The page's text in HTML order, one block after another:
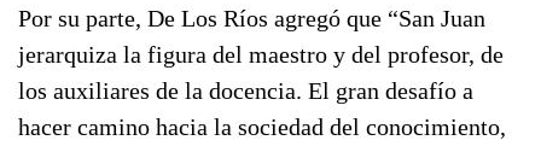
Por su parte, De Los Ríos agregó que “San Juan
jerarquiza la figura del maestro y del profesor, de
los auxiliares de la docencia. El gran desafío a
hacer camino hacia la sociedad del conocimiento,